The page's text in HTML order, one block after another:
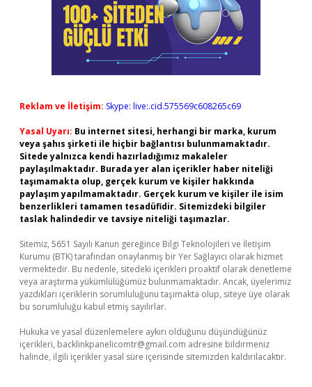
Reklam ve İletişim: Skype: live:.cid.575569c608265c69
Yasal Uyarı: Bu internet sitesi, herhangi bir marka, kurum
veya şahıs şirketi ile hiçbir bağlantısı bulunmamaktadır.
Sitede yalnızca kendi hazırladığımız makaleler
paylaşılmaktadır. Burada yer alan içerikler haber niteliği
taşımamakta olup, gerçek kurum ve kişiler hakkında
paylaşım yapılmamaktadır. Gerçek kurum ve kişiler ile isim
benzerlikleri tamamen tesadüfidir. Sitemizdeki bilgiler
taslak halindedir ve tavsiye niteliği taşımazlar.
Sitemiz, 5651 Sayılı Kanun gereğince Bilgi Teknolojileri ve İletişim
Kurumu (BTK) tarafından onaylanmış bir Yer Sağlayıcı olarak hizmet
vermektedir. Bu nedenle, sitedeki içerikleri proaktif olarak denetleme
veya araştırma yükümlülüğümüz bulunmamaktadır. Ancak, üyelerimiz
yazdıkları içeriklerin sorumluluğunu taşımakta olup, siteye üye olarak
bu sorumluluğu kabul etmiş sayılırlar.
Hukuka ve yasal düzenlemelere aykırı olduğunu düşündüğünüz
içerikleri, backlinkpanelicomtr@gmail.com adresine bildirmeniz
halinde, ilgili içerikler yasal süre içerisinde sitemizden kaldırılacaktır.